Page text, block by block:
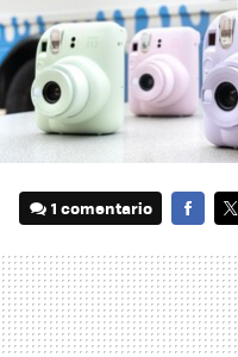
1 comentario